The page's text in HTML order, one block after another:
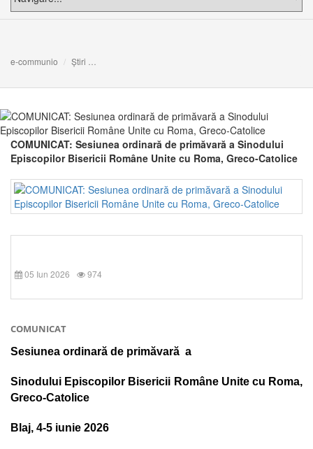
e-communio Știri
COMUNICAT: Sesiunea ordinară de primăvară a Sinodului
Episcopilor Bisericii Române Unite cu Roma, Greco-Catolice
05 Iun 2026 974
COMUNICAT
Sesiunea ordinară de primăvară a
Sinodului Episcopilor Bisericii Române Unite cu Roma,
Greco-Catolice
Blaj, 4-5 iunie 2026